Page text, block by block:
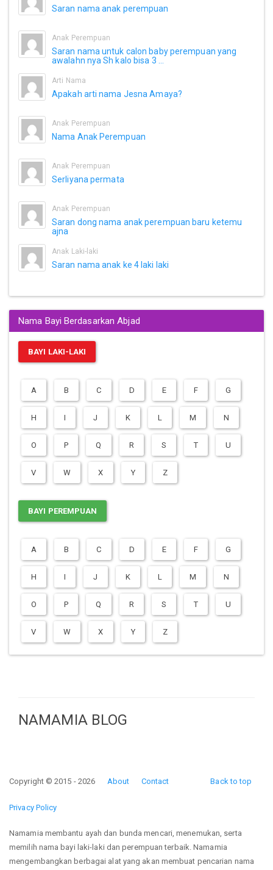
Saran nama anak perempuan
Anak Perempuan
Saran nama untuk calon baby perempuan yang
awalahn nya Sh kalo bisa 3 ...
Arti Nama
Apakah arti nama Jesna Amaya?
Anak Perempuan
Nama Anak Perempuan
Anak Perempuan
Serliyana permata
Anak Perempuan
Saran dong nama anak perempuan baru ketemu
ajna
Anak Laki-laki
Saran nama anak ke 4 laki laki
Nama Bayi Berdasarkan Abjad
BAYI LAKI-LAKI
A B C D E F G
H I J K L M N
O P Q R S T U
V W X Y Z
BAYI PEREMPUAN
A B C D E F G
H I J K L M N
O P Q R S T U
V W X Y Z
NAMAMIA BLOG
Back to top
Copyright © 2015 - 2026 About Contact
Privacy Policy
Namamia membantu ayah dan bunda mencari, menemukan, serta
memilih nama bayi laki-laki dan perempuan terbaik. Namamia
mengembangkan berbagai alat yang akan membuat pencarian nama